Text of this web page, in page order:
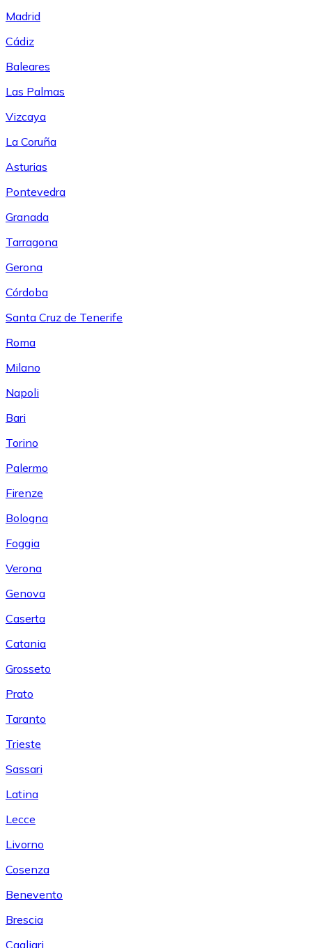
Madrid
Cádiz
Baleares
Las Palmas
Vizcaya
La Coruña
Asturias
Pontevedra
Granada
Tarragona
Gerona
Córdoba
Santa Cruz de Tenerife
Roma
Milano
Napoli
Bari
Torino
Palermo
Firenze
Bologna
Foggia
Verona
Genova
Caserta
Catania
Grosseto
Prato
Taranto
Trieste
Sassari
Latina
Lecce
Livorno
Cosenza
Benevento
Brescia
Cagliari